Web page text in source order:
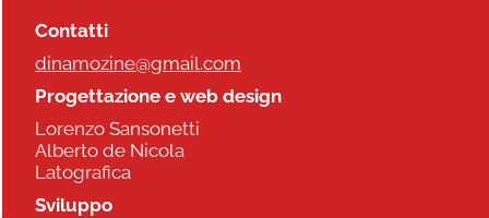
Contatti
dinamozine@gmail.com
Progettazione e web design
Lorenzo Sansonetti
Alberto de Nicola
Latografica
Sviluppo